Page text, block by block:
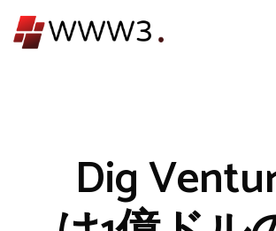
ン
Dig